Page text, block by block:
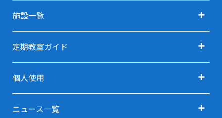
施設ガイド TOP
アクセス
指定管理者
ご予約ガイド
施設一覧
施設一覧 TOP
利用用途で探す TOP
利用用途で探す(イベント・展示会)
定期教室ガイド
定期教室ガイド TOP
個人使用
卓球(個人使用)
ニュース一覧